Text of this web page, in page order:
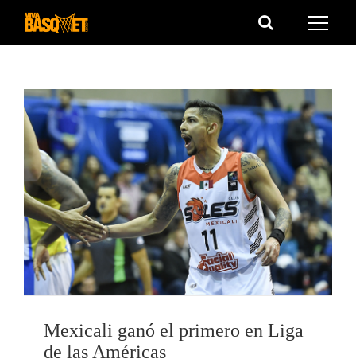
Saltar
Mexicali ganó el primero en Liga
de las Américas